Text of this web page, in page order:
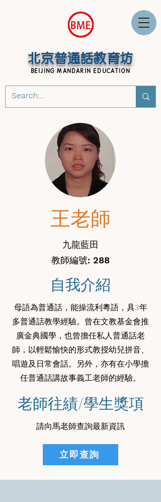
北京普通話教育坊
BEIJING MANDARIN EDUCATION
王老師
九龍藍田
教師編號: 288
自我介紹
母語為普通話，能操流利粵語，具3年
多普通話教學經驗。曾在文教基金會推
廣金典國學，也曾擔任私人普通話老
師，以輕鬆愉快的形式教授幼兒拼音、
唱遊及日常會話。另外，亦有在小學擔
任普通話講故事義工老師的經驗。
老師往績/學生獎項
請向馬老師查詢最新資訊
立即查詢